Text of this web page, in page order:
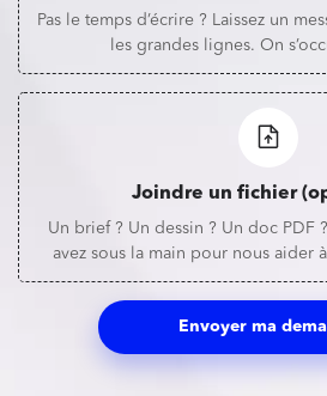
Pas le temps d’écrire ? Laissez un
les grandes lignes. On
Joindre un fichier
Un brief ? Un dessin ? Un doc PDF
avez sous la main pour nous aider
Envoyer ma